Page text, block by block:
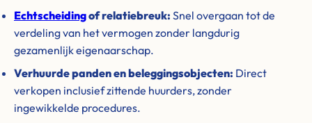
Echtscheidingof relatiebreuk: Snel overgaan tot de
verdeling van het vermogen zonder langdurig
gezamenlijk eigenaarschap.
Verhuurde panden en beleggingsobjecten: Direct
verkopen inclusief zittende huurders, zonder
ingewikkelde procedures.